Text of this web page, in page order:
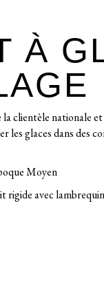
À
clientèle nationale
les glaces dans des
Moyen
rigide avec